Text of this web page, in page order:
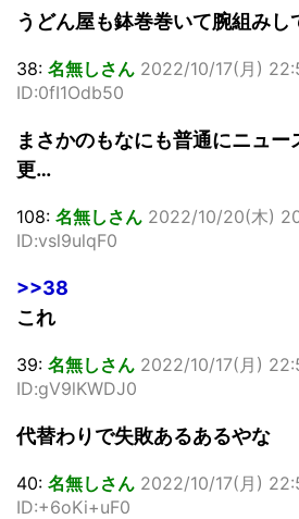
うどん屋も鉢巻巻いて腕組みし
38: 名無しさん 2022/10/17(月)
ID:0fI1Odb50
まさかのもなにも普通にニュ
更…
108: 名無しさん 2022/10/20(木)
ID:vsl9ulqF0
>>38
これ
39: 名無しさん 2022/10/17(月)
ID:gV9lKWDJ0
代替わりで失敗あるあるやな
40: 名無しさん 2022/10/17(月)
ID:+6oKi+uF0